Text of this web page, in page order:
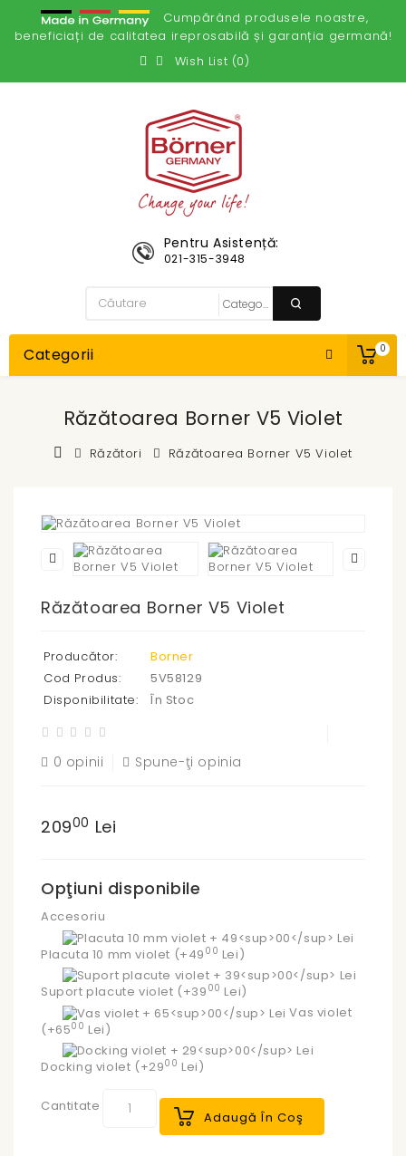
Cumpărând produsele noastre,
beneficiați de calitatea ireprosabilă și garanția germană!
Wish List (0)
0
Pentru Asistență:
021-315-3948
Categorii
Răzătoarea Borner V5 Violet
Răzători Răzătoarea Borner V5 Violet
Răzătoarea Borner V5 Violet
Producător:
Borner
Cod Produs:
5V58129
Disponibilitate:
În Stoc
0 opinii Spune-ţi opinia
20900 Lei
Opţiuni disponibile
Accesoriu
Placuta 10 mm violet (+49 00 Lei)
Suport placute violet (+39 00 Lei)
Vas violet
(+6500 Lei)
Docking violet (+2900 Lei)
Cantitate
Adaugă În Coş